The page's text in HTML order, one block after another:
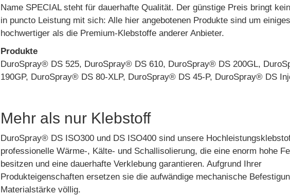
Name SPECIAL steht für dauerhafte Qualität. Der günstige Preis bringt
in puncto Leistung mit sich: Alle hier angebotenen Produkte sind um einiges
hochwertiger als die Premium-Klebstoffe anderer Anbieter.
Produkte
DuroSpray® DS 525, DuroSpray® DS 610, DuroSpray® DS 200GL,
190GP, DuroSpray® DS 80-XLP, DuroSpray® DS 45-P, DuroSpray® DS
Mehr als nur Klebstoff
DuroSpray® DS ISO300 und DS ISO400 sind unsere
professionelle Wärme-, Kälte- und Schallisolierung, die eine enorm hohe
besitzen und eine dauerhafte Verklebung garantieren. Aufgrund Ihrer
Produkteigenschaften ersetzen sie die aufwändige mechanische
Materialstärke völlig.